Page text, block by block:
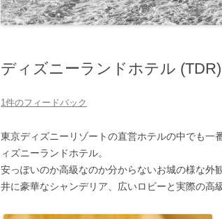
ディズニーランドホテル (TDR)
1件のフィードバック
東京ディズニーリゾートの直営ホテルの中でも一
ィズニーランドホテル。
安っぽいのか高級なのか分からないお城の様な外
井に豪華なシャンデリア、広いロビーと実際の高